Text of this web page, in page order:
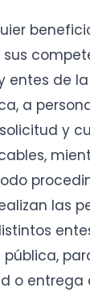
entes de la
a
y
las
o entrega